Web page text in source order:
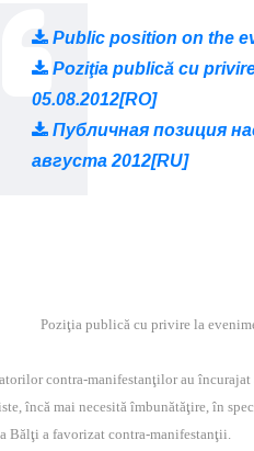
Public position on the
Poziţia publică cu
05.08.2012[RO]
Публичная позиция
августа 2012[RU]
Poziţia publică cu privire la
contra-manifestanţilor au
încă mai necesită îmbunătăţire, în
Bălţi a favorizat contra-manifestanţii.